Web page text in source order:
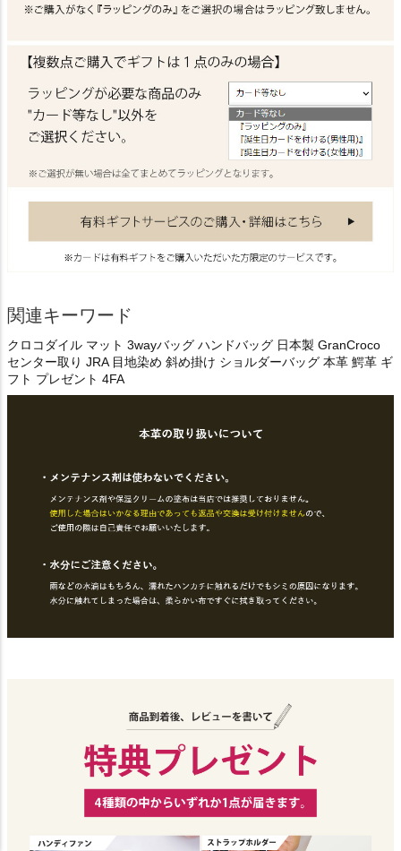
関連キーワード
クロコダイル マット 3wayバッグ ハンドバッグ 日本製 GranCroco
センター取り JRA 目地染め 斜め掛け ショルダーバッグ 本革 鰐革 ギ
フト プレゼント 4FA